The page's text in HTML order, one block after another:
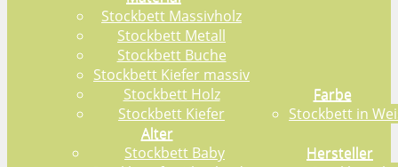
Stockbett Massivholz
Stockbett Metall
Stockbett Buche
Stockbett Kiefer massiv
Stockbett Holz
Stockbett Kiefer
Farbe
Stockbett in
Alter
Stockbett Baby
Hersteller